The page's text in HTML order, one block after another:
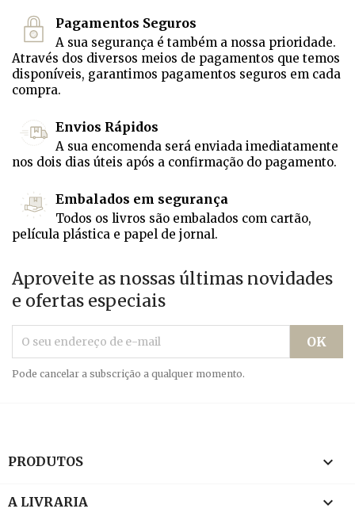
Pagamentos Seguros
A sua segurança é também a nossa prioridade.
Através dos diversos meios de pagamentos que temos
disponíveis, garantimos pagamentos seguros em cada
compra.
Envios Rápidos
A sua encomenda será enviada imediatamente
nos dois dias úteis após a confirmação do pagamento.
Embalados em segurança
Todos os livros são embalados com cartão,
película plástica e papel de jornal.
Aproveite as nossas últimas novidades
e ofertas especiais
Pode cancelar a subscrição a qualquer momento.
PRODUTOS 
A LIVRARIA 